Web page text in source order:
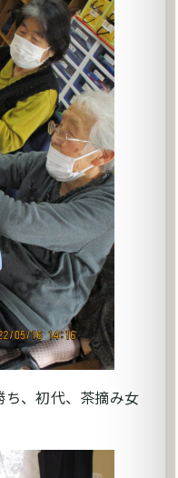
、初代、茶摘み女